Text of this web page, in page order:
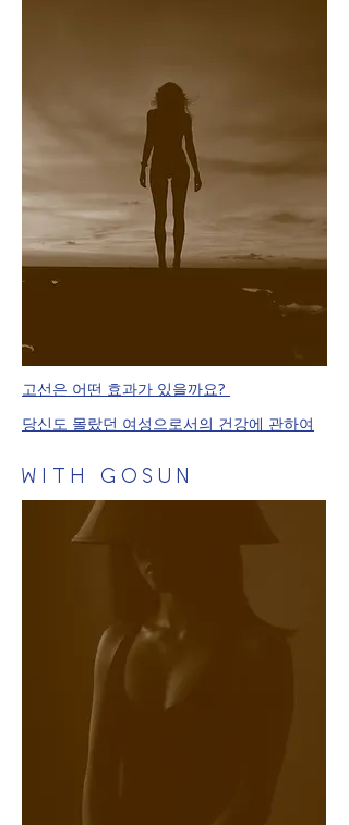
​고선은 어떤 효과가 있을까요?
​당신도 몰랐던 여성으로서의 건강에 관하여
WITH GOSUN